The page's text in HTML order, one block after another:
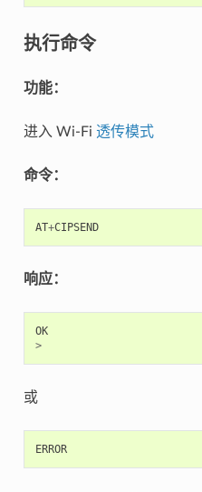
执行命令
功能：
进入 Wi-Fi 透传模式
命令：
AT+CIPSEND
响应：
OK
>
或
ERROR